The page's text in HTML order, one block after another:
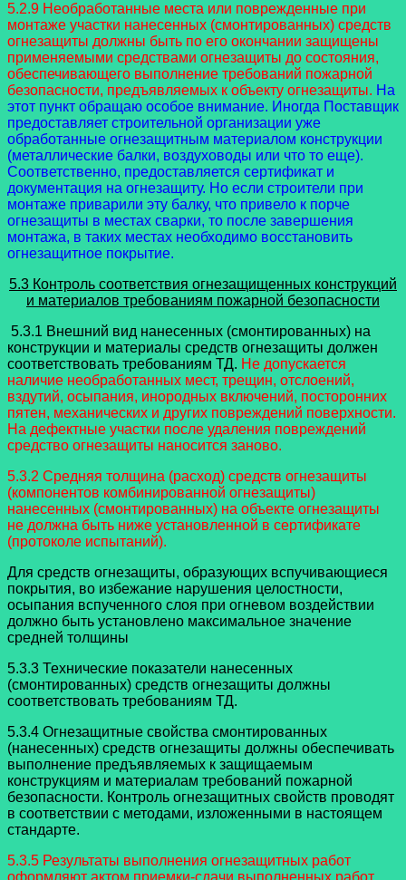
5.2.9 Необработанные места или поврежденные при
монтаже участки нанесенных (смонтированных) средств
огнезащиты должны быть по его окончании защищены
применяемыми средствами огнезащиты до состояния,
обеспечивающего выполнение требований пожарной
безопасности, предъявляемых к объекту огнезащиты. На
этот пункт обращаю особое внимание. Иногда Поставщик
предоставляет строительной организации уже
обработанные огнезащитным материалом конструкции
(металлические балки, воздуховоды или что то еще).
Соответственно, предоставляется сертификат и
документация на огнезащиту. Но если строители при
монтаже приварили эту балку, что привело к порче
огнезащиты в местах сварки, то после завершения
монтажа, в таких местах необходимо восстановить
огнезащитное покрытие.
5.3 Контроль соответствия огнезащищенных конструкций
и материалов требованиям пожарной безопасности
5.3.1 Внешний вид нанесенных (смонтированных) на
конструкции и материалы средств огнезащиты должен
соответствовать требованиям ТД. Не допускается
наличие необработанных мест, трещин, отслоений,
вздутий, осыпания, инородных включений, посторонних
пятен, механических и других повреждений поверхности.
На дефектные участки после удаления повреждений
средство огнезащиты наносится заново.
5.3.2 Средняя толщина (расход) средств огнезащиты
(компонентов комбинированной огнезащиты)
нанесенных (смонтированных) на объекте огнезащиты
не должна быть ниже установленной в сертификате
(протоколе испытаний).
Для средств огнезащиты, образующих вспучивающиеся
покрытия, во избежание нарушения целостности,
осыпания вспученного слоя при огневом воздействии
должно быть установлено максимальное значение
средней толщины
5.3.3 Технические показатели нанесенных
(смонтированных) средств огнезащиты должны
соответствовать требованиям ТД.
5.3.4 Огнезащитные свойства смонтированных
(нанесенных) средств огнезащиты должны обеспечивать
выполнение предъявляемых к защищаемым
конструкциям и материалам требований пожарной
безопасности. Контроль огнезащитных свойств проводят
в соответствии с методами, изложенными в настоящем
стандарте.
5.3.5 Результаты выполнения огнезащитных работ